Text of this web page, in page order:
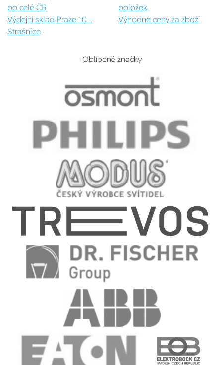
po celé ČR
položek
Výdejní sklad Praze 10 -
Strašnice
Výhodné ceny za zboží
Oblíbené značky